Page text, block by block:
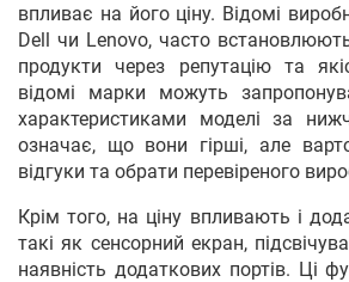
впливає на його ціну. Відомі
Dell чи Lenovo, часто
продукти через репутацію та
відомі марки можуть
характеристиками моделі за
означає, що вони гірші, але
відгуки та обрати перевіреного
Крім того, на ціну впливають і
такі як сенсорний екран,
наявність додаткових портів. Ці